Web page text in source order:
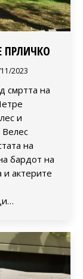
ПРЛИЧКО
2023
смртта на
и
на
бардот на
актерите